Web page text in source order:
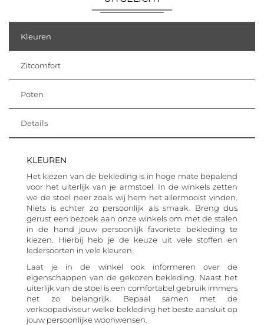
Kleuren
Zitcomfort
Poten
Details
KLEUREN
Het kiezen van de bekleding is in hoge mate bepalend
voor het uiterlijk van je armstoel. In de winkels zetten
we de stoel neer zoals wij hem het allermooist vinden.
Niets is echter zo persoonlijk als smaak. Breng dus
gerust een bezoek aan onze winkels om met de stalen
in de hand jouw persoonlijk favoriete bekleding te
kiezen. Hierbij heb je de keuze uit vele stoffen en
ledersoorten in vele kleuren.
Laat je in de winkel ook informeren over de
eigenschappen van de gekozen bekleding. Naast het
uiterlijk van de stoel is een comfortabel gebruik immers
net zo belangrijk. Bepaal samen met de
verkoopadviseur welke bekleding het beste aansluit op
jouw persoonlijke woonwensen.